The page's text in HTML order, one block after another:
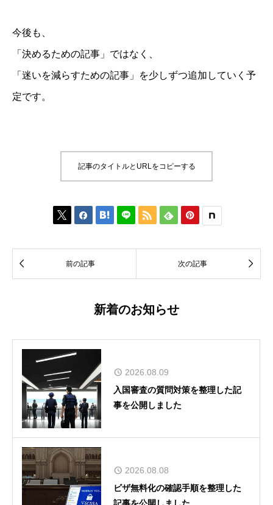
今後も、
「決めるための記事」ではなく、
「迷いを減らすための記事」を少しずつ追加していく予
定です。
記事のタイトルとURLをコピーする
     
 前の記事 次の記事 
新着のお知らせ
2026.08.09
入国審査の質問対策を整理した記
事を公開しました
2026.08.08
ビザ無料化の確認手順を整理した
記事を公開しました